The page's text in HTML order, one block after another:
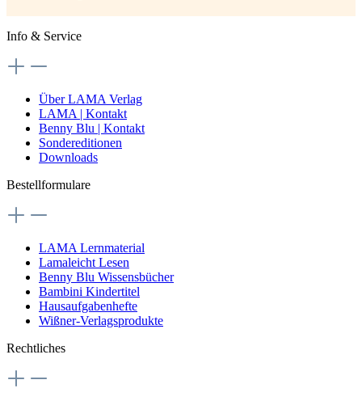
Info & Service
Über LAMA Verlag
LAMA | Kontakt
Benny Blu | Kontakt
Sondereditionen
Downloads
Bestellformulare
LAMA Lernmaterial
Lamaleicht Lesen
Benny Blu Wissensbücher
Bambini Kindertitel
Hausaufgabenhefte
Wißner-Verlagsprodukte
Rechtliches